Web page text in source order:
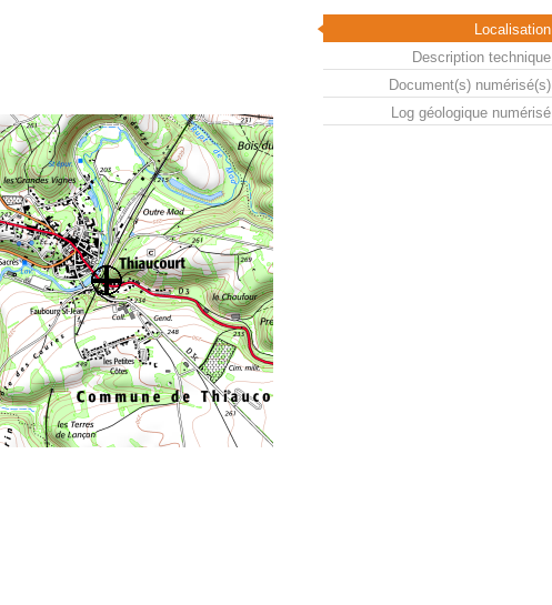
Localisation
Description technique
Document(s) numérisé(s)
Log géologique numérisé